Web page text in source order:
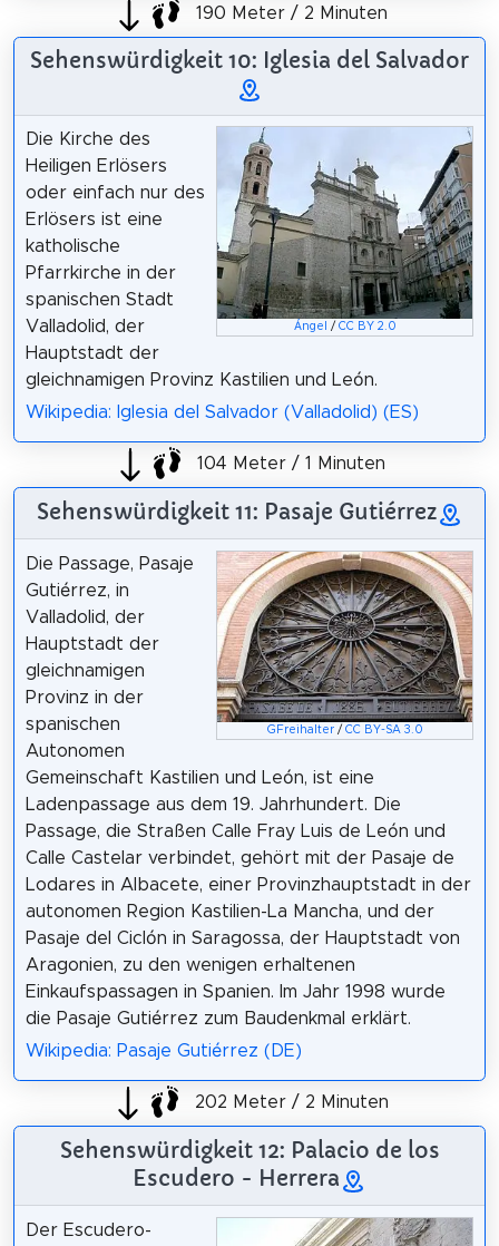
190 Meter / 2 Minuten
Sehenswürdigkeit 10: Iglesia del Salvador
Ángel / CC BY 2.0
Die Kirche des
Heiligen Erlösers
oder einfach nur des
Erlösers ist eine
katholische
Pfarrkirche in der
spanischen Stadt
Valladolid, der
Hauptstadt der
gleichnamigen Provinz Kastilien und León.
Wikipedia: Iglesia del Salvador (Valladolid) (ES)
104 Meter / 1 Minuten
Sehenswürdigkeit 11: Pasaje Gutiérrez
GFreihalter/ CC BY-SA 3.0
Die Passage, Pasaje
Gutiérrez, in
Valladolid, der
Hauptstadt der
gleichnamigen
Provinz in der
spanischen
Autonomen
Gemeinschaft Kastilien und León, ist eine
Ladenpassage aus dem 19. Jahrhundert. Die
Passage, die Straßen Calle Fray Luis de León und
Calle Castelar verbindet, gehört mit der Pasaje de
Lodares in Albacete, einer Provinzhauptstadt in der
autonomen Region Kastilien-La Mancha, und der
Pasaje del Ciclón in Saragossa, der Hauptstadt von
Aragonien, zu den wenigen erhaltenen
Einkaufspassagen in Spanien. Im Jahr 1998 wurde
die Pasaje Gutiérrez zum Baudenkmal erklärt.
Wikipedia: Pasaje Gutiérrez (DE)
202 Meter / 2 Minuten
Sehenswürdigkeit 12: Palacio de los
Escudero - Herrera
Der Escudero-